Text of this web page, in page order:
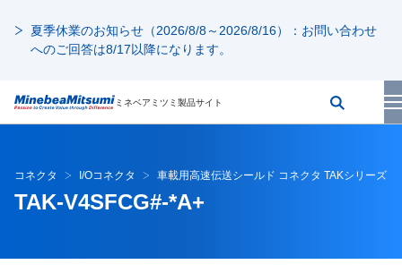
夏季休業のお知らせ（2026/8/8～2026/8/16）：お問い合わせ
へのご回答は8/17以降になります。
ミネベアミツミ製品サイト
コネクタ I/Oコネクタ 車載用高速伝送シールド コネクタ TAKシリーズ
TAK-V4SFCG#-*A+